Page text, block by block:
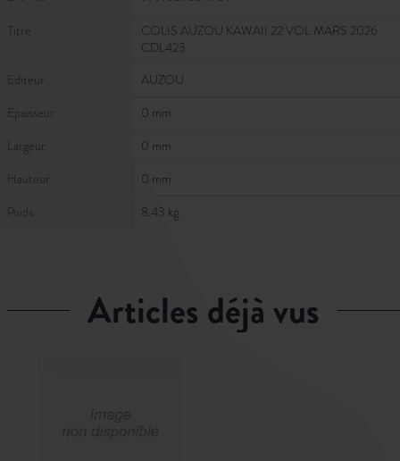
Titre
COLIS AUZOU KAWAII 22 VOL MARS 2026
CDL423
Editeur
AUZOU
Epaisseur
0 mm
Largeur
0 mm
Hauteur
0 mm
Poids
8.43 kg
articles déjà vus